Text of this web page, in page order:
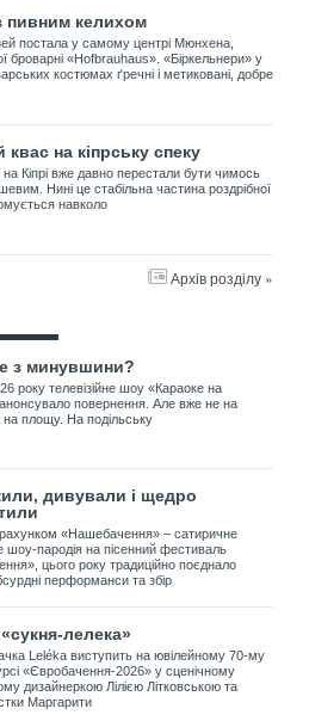
пивним келихом
постала у самому центрі Мюнхена,
броварні «Hofbrauhaus». «Біркельнери» у
костюмах ґречні і метиковані, добре
квас на кіпрську спеку
на Кіпрі вже давно перестали бути чимось
Нині це стабільна частина роздрібної
навколо
Архів розділу »
з минувшини?
року телевізійне шоу «Караоке на
повернення. Але вже не на
площу. На подільську
дивували і щедро
«Нашебачення» – сатиричне
шоу-пародія на пісенний фестиваль
цього року традиційно поєднало
перформанси та збір
лелека»
Leléka виступить на ювілейному 70-му
«Євробачення-2026» у сценічному
дизайнеркою Лілією Літковською та
Маргарити